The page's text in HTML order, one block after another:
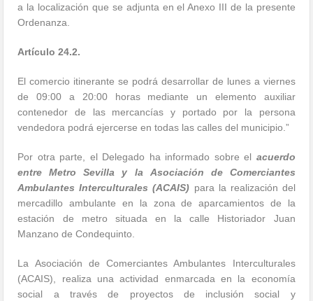
a la localización que se adjunta en el Anexo III de la presente
Ordenanza.
Artículo 24.2.
El comercio itinerante se podrá desarrollar de lunes a viernes
de 09:00 a 20:00 horas mediante un elemento auxiliar
contenedor de las mercancías y portado por la persona
vendedora podrá ejercerse en todas las calles del municipio.”
Por otra parte, el Delegado ha informado sobre el acuerdo
entre Metro Sevilla y la Asociación de Comerciantes
Ambulantes Interculturales (ACAIS) para la realización del
mercadillo ambulante en la zona de aparcamientos de la
estación de metro situada en la calle Historiador Juan
Manzano de Condequinto.
La Asociación de Comerciantes Ambulantes Interculturales
(ACAIS), realiza una actividad enmarcada en la economía
social a través de proyectos de inclusión social y